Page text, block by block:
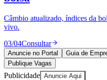
Esportes
Cultura
Meio Ambiente
Obras
Educação
Câmbio atualizado, índices da
vivo.
03/04Consultar
Anuncie no Portal Guia de
Publique Vagas
Publicidade Anuncie Aqui